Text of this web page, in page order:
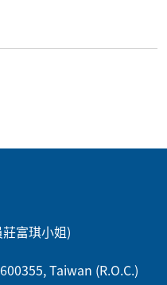
富琪小姐)
Taiwan (R.O.C.)